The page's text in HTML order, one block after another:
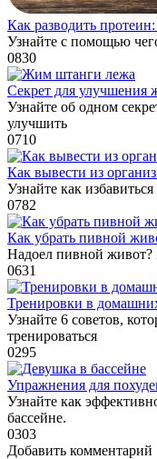
Как разводить
Узнайте с помощью
0830
Секрет для улучшения
Узнайте об одном
улучшить
0710
Как вывести из
Узнайте как
0782
Как убрать пивной
Надоел пивной живот?
0631
Тренировки в
Узнайте 6 советов,
тренироваться
0295
Упражнения для
Узнайте как
бассейне.
0303
Добавить комментарий